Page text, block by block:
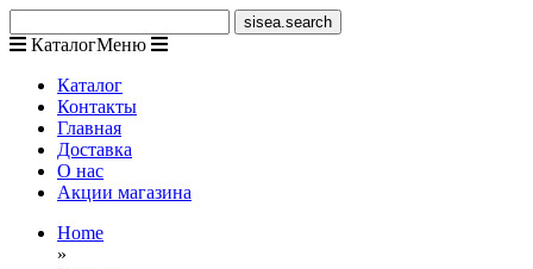
КаталогМеню
Каталог
Контакты
Главная
Доставка
О нас
Акции магазина
Home
»